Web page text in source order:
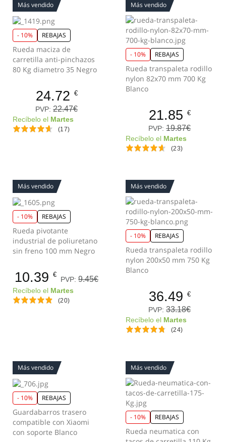
Más vendido
- 10% REBAJAS
Rueda maciza de
carretilla anti-pinchazos
80 Kg diametro 35 Negro
24.72 €
PVP: 22.47€
Recíbelo el Martes
(17)
Más vendido
- 10% REBAJAS
Rueda transpaleta rodillo
nylon 82x70 mm 700 Kg
Blanco
21.85 €
PVP: 19.87€
Recíbelo el Martes
(23)
Más vendido
- 10% REBAJAS
Rueda pivotante
industrial de poliuretano
sin freno 100 mm Negro
10.39 €
PVP: 9.45€
Recíbelo el Martes
(20)
Más vendido
- 10% REBAJAS
Rueda transpaleta rodillo
nylon 200x50 mm 750 Kg
Blanco
36.49 €
PVP: 33.18€
Recíbelo el Martes
(24)
Más vendido
- 10% REBAJAS
Guardabarros trasero
compatible con Xiaomi
con soporte Blanco
Más vendido
- 10% REBAJAS
Rueda neumatica con